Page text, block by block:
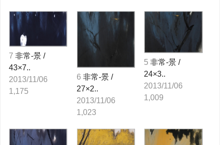
7 非常-景 /
43×7..
2013/11/06
1,175
6 非常-景 /
27×2..
2013/11/06
1,023
5 非常-景 /
24×3..
2013/11/06
1,009